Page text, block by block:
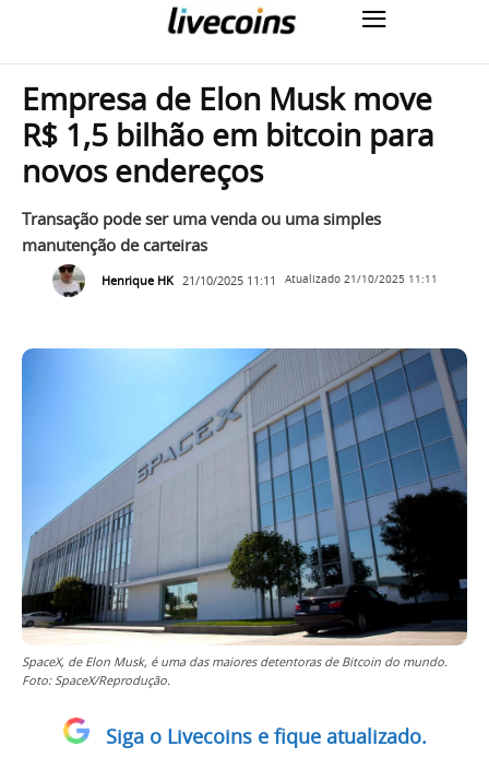
Empresa de Elon Musk move
R$ 1,5 bilhão em bitcoin para
novos endereços
Transação pode ser uma venda ou uma simples
manutenção de carteiras
Henrique HK 21/10/2025 11:11 Atualizado 21/10/2025 11:11
SpaceX, de Elon Musk, é uma das maiores detentoras de Bitcoin do mundo.
Foto: SpaceX/Reprodução.
Siga o Livecoins e fique atualizado.